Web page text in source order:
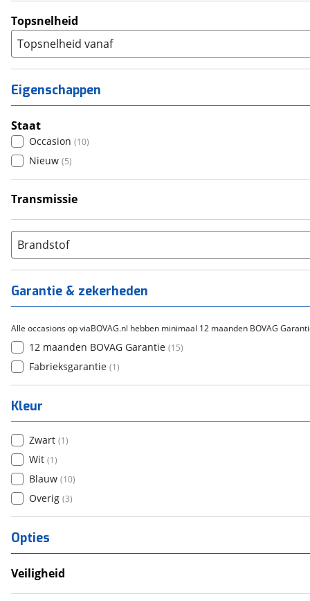
Topsnelheid
Topsnelheid vanaf
Eigenschappen
Staat
Occasion (10)
Nieuw (5)
Transmissie
Brandstof
Garantie & zekerheden
Alle occasions op viaBOVAG.nl hebben minimaal 12 maanden BOVAG
12 maanden BOVAG Garantie (15)
Fabrieksgarantie (1)
Kleur
Zwart (1)
Wit (1)
Blauw (10)
Overig (3)
Opties
Veiligheid